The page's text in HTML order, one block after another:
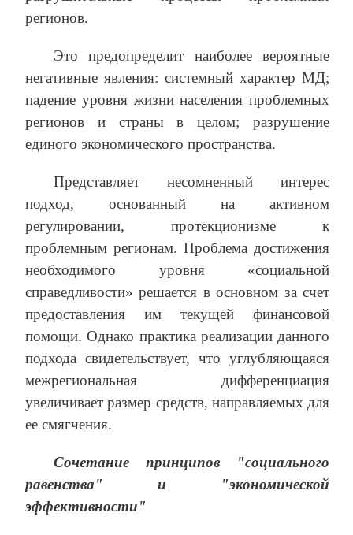
регионов.
Это предопределит наиболее вероятные
негативные явления: системный характер МД;
падение уровня жизни населения проблемных
регионов и страны в целом; разрушение
единого экономического пространства.
Представляет несомненный интерес
подход, основанный на активном
регулировании, протекционизме к
проблемным регионам. Проблема достижения
необходимого уровня «социальной
справедливости» решается в основном за счет
предоставления им текущей финансовой
помощи. Однако практика реализации данного
подхода свидетельствует, что углубляющаяся
межрегиональная дифференциация
увеличивает размер средств, направляемых для
ее смягчения.
Сочетание принципов "социального
равенства" и "экономической
эффективности"